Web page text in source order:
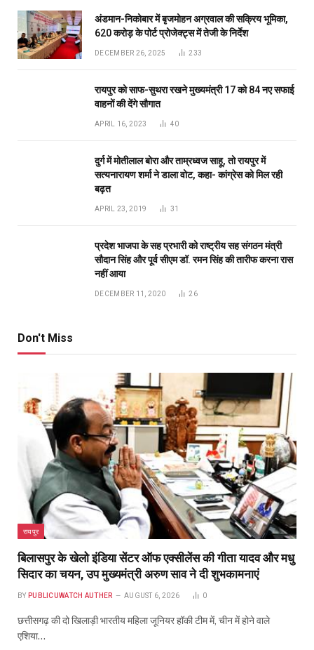
अंडमान-निकोबार में बृजमोहन अग्रवाल की सक्रिय भूमिका,
620 करोड़ के पोर्ट प्रोजेक्ट्स में तेजी के निर्देश
DECEMBER 26, 2025 233
रायपुर को साफ-सुथरा रखने मुख्यमंत्री 17 को 84 नए सफाई
वाहनों की देंगे सौगात
APRIL 16, 2023 40
दुर्ग में मोतीलाल बोरा और ताम्रध्वज साहू, तो रायपुर में
सत्यनारायण शर्मा ने डाला वोट, कहा- कांग्रेस को मिल रही
बढ़त
APRIL 23, 2019 31
प्रदेश भाजपा के सह प्रभारी को राष्ट्रीय सह संगठन मंत्री
सौदान सिंह और पूर्व सीएम डॉ. रमन सिंह की तारीफ करना रास
नहीं आया
DECEMBER 11, 2020 26
Don't Miss
रायपुर
बिलासपुर के खेलो इंडिया सेंटर ऑफ एक्सीलेंस की गीता यादव और मधु
सिदार का चयन, उप मुख्यमंत्री अरुण साव ने दी शुभकामनाएं
BY PUBLICUWATCH AUTHER AUGUST 6, 2026 0
छत्तीसगढ़ की दो खिलाड़ी भारतीय महिला जूनियर हॉकी टीम में, चीन में होने वाले
एशिया…